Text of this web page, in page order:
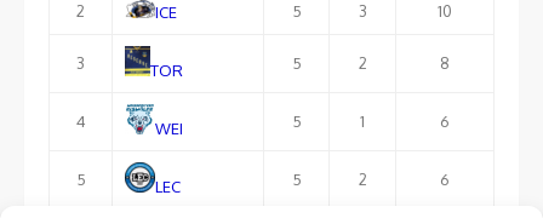
2 ICE 5 3 10
3 TOR 5 2 8
4 WEI 5 1 6
5 LEC 5 2 6